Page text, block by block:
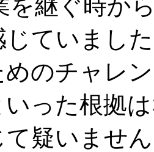
を継ぐ時か
ていまし
のチャレ
いった根拠
疑いませ